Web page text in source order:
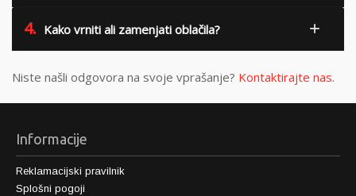
4. Kako vrniti ali zamenjati oblačila?
Niste našli odgovora na svoje vprašanje? Kontaktirajte nas.
Informacije
Reklamacijski pravilnik
Splošni pogoji